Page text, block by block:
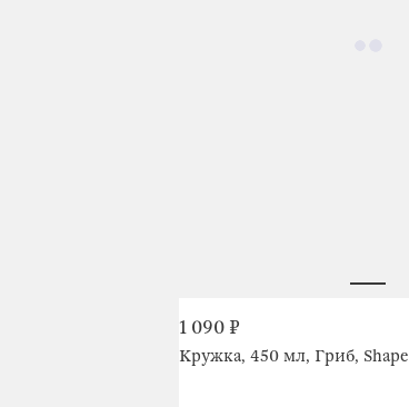
1 090 ₽
Кружка, 450 мл, Гриб, Shape